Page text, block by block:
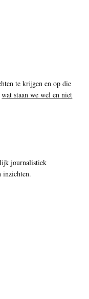
te krijgen en op die
wat staan we wel en niet
journalistiek
inzichten.